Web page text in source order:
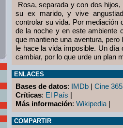
Rosa, separada y con dos
su ex marido, y vive
controlar su vida. Por mediación
de la noche y en este ambiente
que mantiene una aventura,
le hace la vida imposible. Un
cambiar, por lo que urde un plan
ENLACES
Bases de datos: IMDb | Cine 365
Críticas: El País |
Más información: Wikipedia |
COMPARTIR